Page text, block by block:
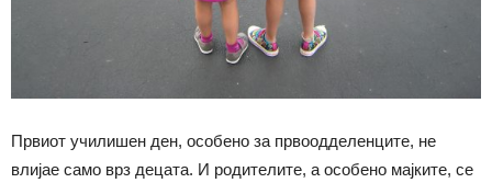
Првиот училишен ден, особено за првоодделенците, не
влијае само врз децата. И родителите, а особено мајките, се